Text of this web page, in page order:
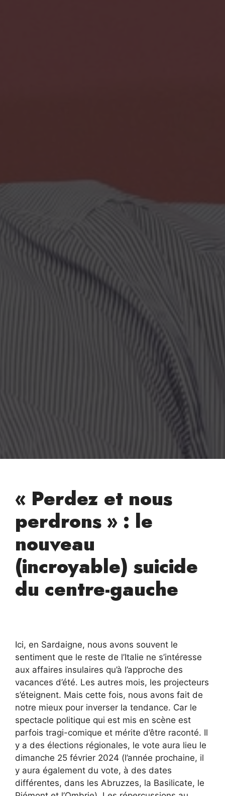
« Perdez et nous
perdrons » : le
nouveau
(incroyable) suicide
du centre-gauche
Ici, en Sardaigne, nous avons souvent le
sentiment que le reste de l’Italie ne s’intéresse
aux affaires insulaires qu’à l’approche des
vacances d’été. Les autres mois, les projecteurs
s’éteignent. Mais cette fois, nous avons fait de
notre mieux pour inverser la tendance. Car le
spectacle politique qui est mis en scène est
parfois tragi-comique et mérite d’être raconté. Il
y a des élections régionales, le vote aura lieu le
dimanche 25 février 2024 (l’année prochaine, il
y aura également du vote, à des dates
différentes, dans les Abruzzes, la Basilicate, le